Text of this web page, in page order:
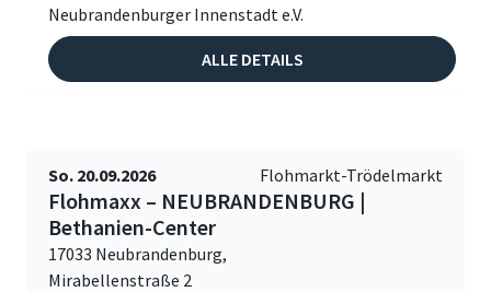
Neubrandenburger Innenstadt e.V.
ALLE DETAILS
So. 20.09.2026 Flohmarkt-Trödelmarkt
Flohmaxx – NEUBRANDENBURG |
Bethanien-Center
17033 Neubrandenburg,
Mirabellenstraße 2